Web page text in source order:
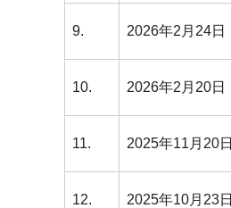
9. 2026年2月24日
10. 2026年2月20日
11. 2025年11月20日
12. 2025年10月23日